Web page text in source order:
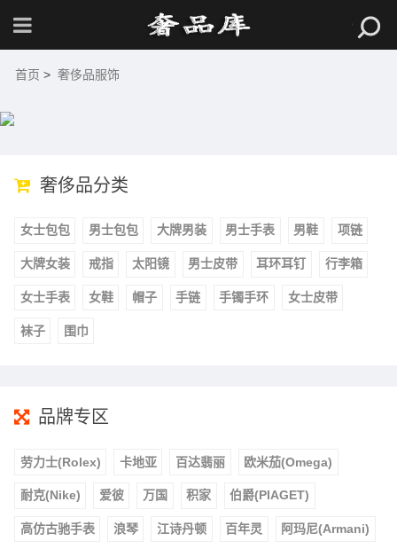
首页 > 奢侈品服饰
奢侈品分类
女士包包 男士包包 大牌男装 男士手表 男鞋 项链
大牌女装 戒指 太阳镜 男士皮带 耳环耳钉 行李箱
女士手表 女鞋 帽子 手链 手镯手环 女士皮带
袜子 围巾
品牌专区
劳力士(Rolex) 卡地亚 百达翡丽 欧米茄(Omega)
耐克(Nike) 爱彼 万国 积家 伯爵(PIAGET)
高仿古驰手表 浪琴 江诗丹顿 百年灵 阿玛尼(Armani)